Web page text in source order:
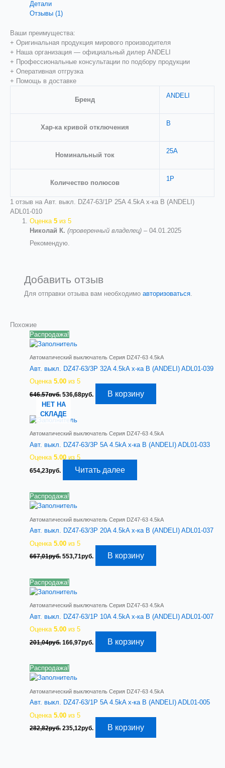
B
(ANDELI)
ADL01-
010
Детали
Отзывы (1)
Ваши преимущества:
+ Оригинальная продукция мирового производителя
+ Наша организация — официальный дилер ANDELI
+ Профессиональные консультации по подбору продукции
+ Оперативная отгрузка
+ Помощь в доставке
Бренд
ANDELI
Хар-ка кривой отключения
B
Номинальный ток
25A
Количество полюсов
1P
1 отзыв наАвт. выкл. DZ47-63/1P 25A 4.5kA х-ка B (ANDELI)
ADL01-010
Оценка5 из 5
Николай К.(проверенный владелец) – 04.01.2025
Рекомендую.
Добавить отзыв
Для отправки отзыва вам необходимо авторизоваться.
Похожие
Распродажа!
Автоматический выключатель Серия DZ47-63 4.5kA
Авт. выкл. DZ47-63/3P 32A 4.5kA х-ка B (ANDELI) ADL01-039
Оценка5.00 из 5
646,57руб. Первоначальная
составляла
646,57руб..
536,68руб.
ТекущаяВ корзину
НЕТ НА
СКЛАДЕ
Автоматический выключатель Серия DZ47-63 4.5kA
Авт. выкл. DZ47-63/3P 5A 4.5kA х-ка B (ANDELI) ADL01-033
Оценка5.00 из 5
654,23руб. Читать далее
Распродажа!
Автоматический выключатель Серия DZ47-63 4.5kA
Авт. выкл. DZ47-63/3P 20A 4.5kA х-ка B (ANDELI) ADL01-037
Оценка5.00 из 5
667,01руб. Первоначальная
667,01руб..
553,71руб. ТекущаяВ корзину
Распродажа!
Автоматический выключатель Серия DZ47-63 4.5kA
Авт. выкл. DZ47-63/1P 10A 4.5kA х-ка B (ANDELI) ADL01-007
Оценка5.00 из 5
201,04руб. Первоначальная
201,04руб..
166,97руб. ТекущаяВ корзину
Распродажа!
Автоматический выключатель Серия DZ47-63 4.5kA
Авт. выкл. DZ47-63/1P 5A 4.5kA х-ка B (ANDELI) ADL01-005
Оценка5.00 из 5
282,82руб. Первоначальная
235,12руб. ТекущаяВ корзину